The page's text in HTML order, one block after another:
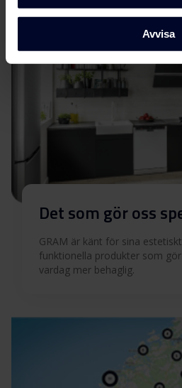
Avvisa
Det som gör oss
GRAM är känt för sina
funktionella produkter som
vardag mer behaglig.